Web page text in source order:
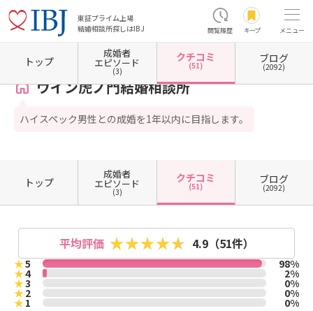
東証プライム上場
結婚相談所探しはIBJ
閲覧履歴 キープ メニュー
ホーム 東京都の結婚相談所 東京都港区 東京都港区虎ノ門 ウイン虎ノ門結婚相談所
ウイン虎ノ門結婚相談所
ハイスペック男性との成婚を1年以内に目指します。
トップ
成婚者
エピソード
(3)
クチコミ
(51)
ブログ
(2092)
トップ
成婚者
エピソード
(3)
クチコミ
(51)
ブログ
(2092)
平均評価 4.9（51件）
★5 98%
★4 2%
★3 0%
★2 0%
★1 0%